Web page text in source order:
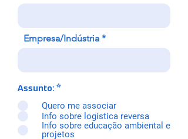
Empresa/Indústria
Assunto: *
Quero me associar
Info sobre logística reversa
Info sobre educação ambiental e
projetos